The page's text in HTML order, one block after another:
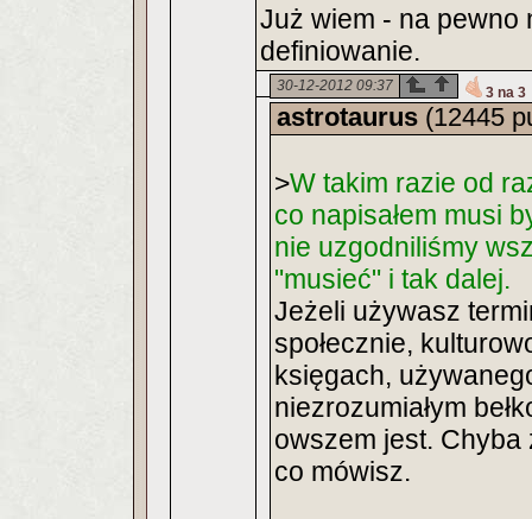
Już wiem - na pewno
definiowanie.
30-12-2012 09:37 3 na 3
astrotaurus (12445
>W takim razie od
co napisałem musi
nie uzgodniliśmy
"musieć" i tak dalej.
Jeżeli używasz
społecznie,
księgach,
niezrozumiałym
owszem jest.
co mówisz.